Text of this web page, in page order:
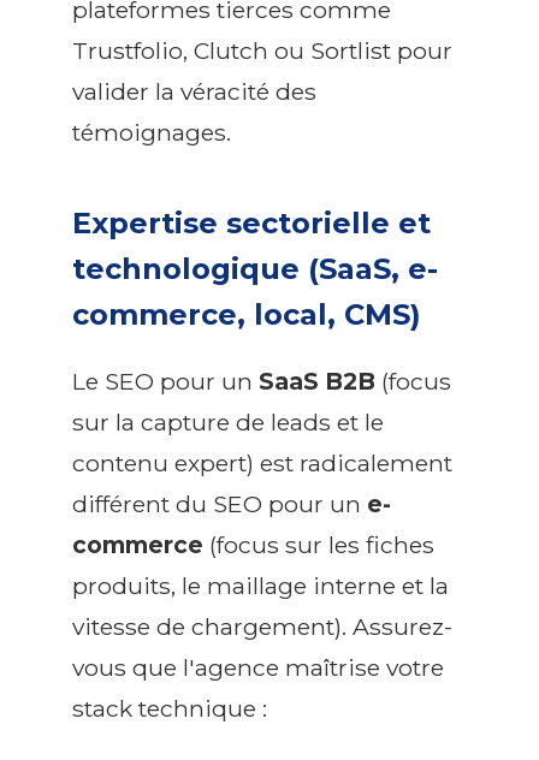
plateformes tierces comme
Trustfolio, Clutch ou Sortlist pour
valider la véracité des
témoignages.
Expertise sectorielle et
technologique (SaaS, e-
commerce, local, CMS)
Le SEO pour un SaaS B2B (focus
sur la capture de leads et le
contenu expert) est radicalement
différent du SEO pour un e-
commerce (focus sur les fiches
produits, le maillage interne et la
vitesse de chargement). Assurez-
vous que l'agence maîtrise votre
stack technique :